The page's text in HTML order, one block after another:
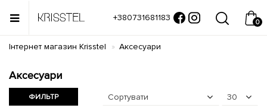
+380731681183 0
Інтернет магазин Krisstel Аксесуари
Аксесуари
ФИЛЬТР Сортувати 30